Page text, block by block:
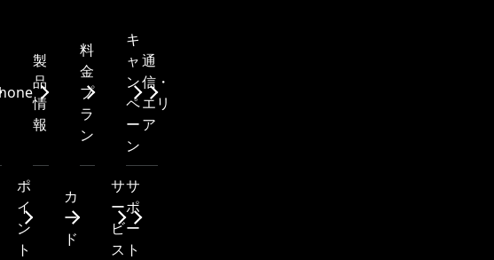
製
品
情
報
料
金
プ
ラ
ン
キ
ャ
ン
ペ
ー
ン
通
信・
エリ
ア
ポ
イ
ン
ト
カ
ー
ド
サ
ー
ビ
ス
サ
ポ
ー
ト